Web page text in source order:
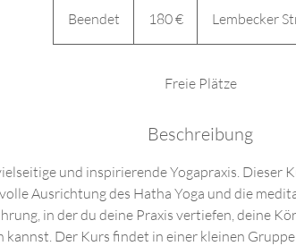
Beendet
e
180 € Lembecker
Freie Plätze
Beschreibung
und inspirierende Yogapraxis. Dieser
Ausrichtung des Hatha Yoga und die
in der du deine Praxis vertiefen, deine
Der Kurs findet in einer kleinen